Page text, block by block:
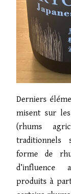
Derniers
misent sur
(rhums
traditionnels
forme de
d’influence
produits à